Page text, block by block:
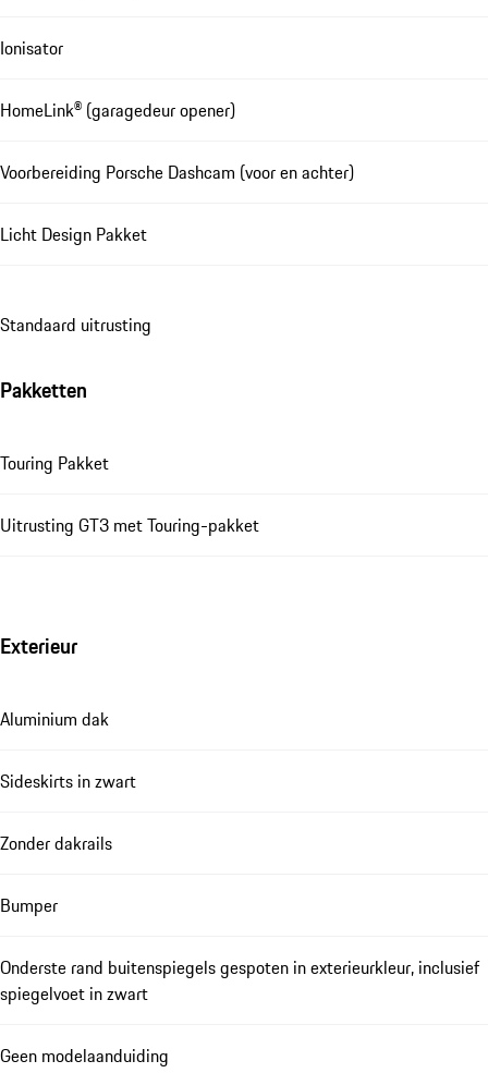
Ionisator
HomeLink® (garagedeur opener)
Voorbereiding Porsche Dashcam (voor en achter)
Licht Design Pakket
Standaard uitrusting
Pakketten
Touring Pakket
Uitrusting GT3 met Touring-pakket
Exterieur
Aluminium dak
Sideskirts in zwart
Zonder dakrails
Bumper
Onderste rand buitenspiegels gespoten in exterieurkleur, inclusief
spiegelvoet in zwart
Geen modelaanduiding